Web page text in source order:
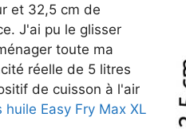
et 32,5 cm de
J'ai pu le glisser
toute ma
réelle de 5 litres
de cuisson à l'air
Easy Fry Max XL